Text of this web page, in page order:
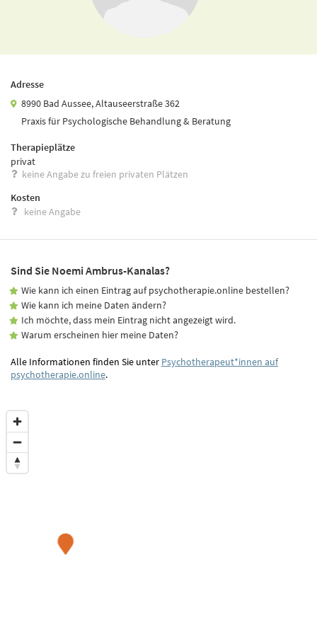
Adresse
8990 Bad Aussee, Altauseerstraße 362
Praxis für Psychologische Behandlung & Beratung
Therapieplätze
privat
keine Angabe zu freien privaten Plätzen
Kosten
keine Angabe
Sind Sie Noemi Ambrus-Kanalas?
Wie kann ich einen Eintrag auf psychotherapie.online bestellen?
Wie kann ich meine Daten ändern?
Ich möchte, dass mein Eintrag nicht angezeigt wird.
Warum erscheinen hier meine Daten?
Alle Informationen finden Sie unter Psychotherapeut*innen auf
psychotherapie.online.